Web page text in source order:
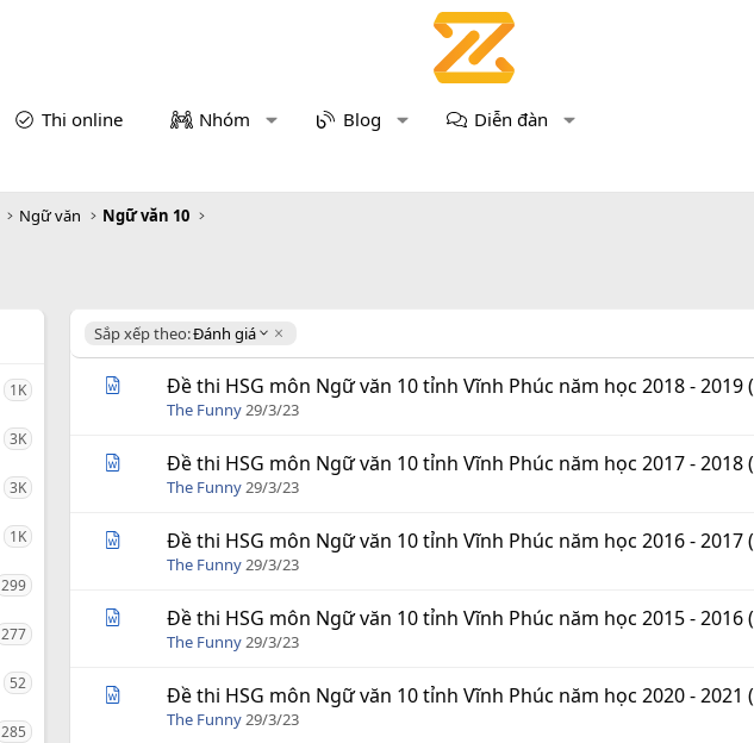
Thi online Nhóm Blog Diễn đàn
Ngữ văn Ngữ văn 10
1K
3K
3K
1K
299
277
52
285
Sắp xếp theo:Đánh giá
D
e
Đề thi HSG môn Ngữ văn 10 tỉnh Vĩnh Phúc năm học 2018 - 2019
The Funny29/3/23
Đề thi HSG môn Ngữ văn 10 tỉnh Vĩnh Phúc năm học 2017 - 2018
The Funny29/3/23
Đề thi HSG môn Ngữ văn 10 tỉnh Vĩnh Phúc năm học 2016 - 2017
The Funny29/3/23
Đề thi HSG môn Ngữ văn 10 tỉnh Vĩnh Phúc năm học 2015 - 2016
The Funny29/3/23
Đề thi HSG môn Ngữ văn 10 tỉnh Vĩnh Phúc năm học 2020 - 2021
The Funny29/3/23